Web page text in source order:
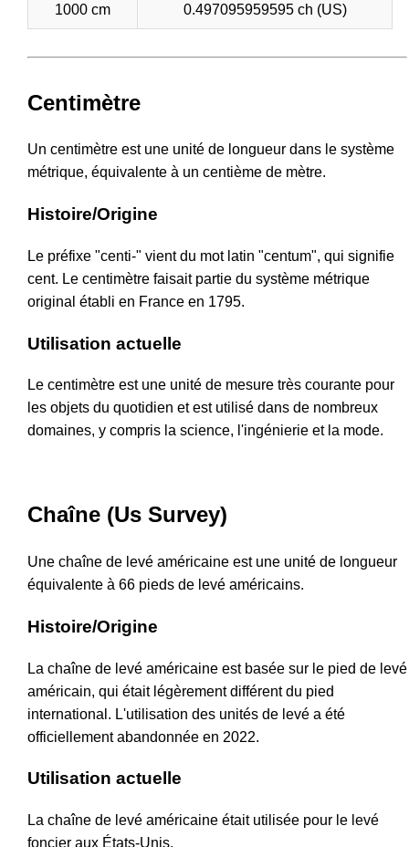
1000 cm 0.497095959595 ch (US)
Centimètre
Un centimètre est une unité de longueur dans le système
métrique, équivalente à un centième de mètre.
Histoire/Origine
Le préfixe "centi-" vient du mot latin "centum", qui signifie
cent. Le centimètre faisait partie du système métrique
original établi en France en 1795.
Utilisation actuelle
Le centimètre est une unité de mesure très courante pour
les objets du quotidien et est utilisé dans de nombreux
domaines, y compris la science, l'ingénierie et la mode.
Chaîne (Us Survey)
Une chaîne de levé américaine est une unité de longueur
équivalente à 66 pieds de levé américains.
Histoire/Origine
La chaîne de levé américaine est basée sur le pied de levé
américain, qui était légèrement différent du pied
international. L'utilisation des unités de levé a été
officiellement abandonnée en 2022.
Utilisation actuelle
La chaîne de levé américaine était utilisée pour le levé
foncier aux États-Unis.